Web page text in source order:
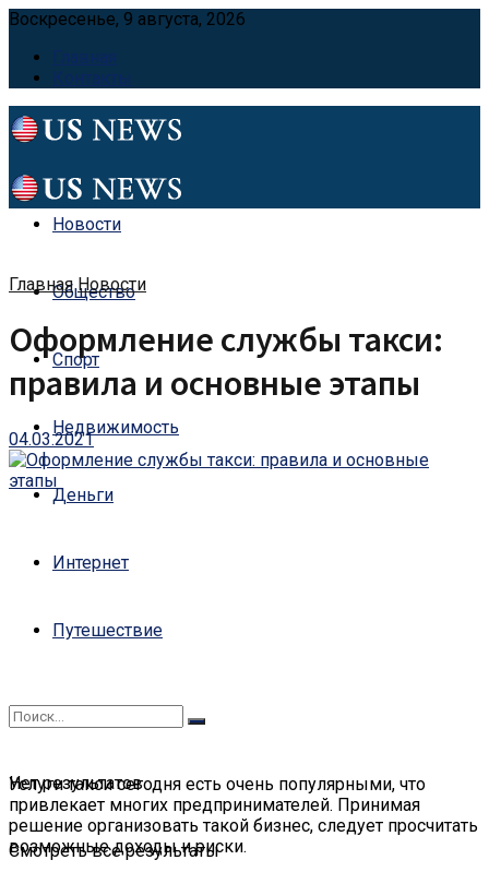
Воскресенье, 9 августа, 2026
Главная
Контакты
Новости
Общество
Спорт
Недвижимость
Деньги
Интернет
Путешествие
Нет результатов
Смотреть все результаты
Главная Новости
Оформление службы такси:
правила и основные этапы
04.03.2021
Услуги такси сегодня есть очень популярными, что
привлекает многих предпринимателей. Принимая
решение организовать такой бизнес, следует просчитать
возможные доходы и риски.